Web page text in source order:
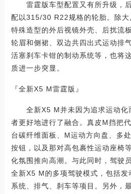
雷霆版车型配置又有所升级，后
配以315/30 R22规格的轮胎。除大
特殊造型的外后视镜外壳、后扰流
轮眉和侧裙、双边共四出式运动排
活塞刹车卡钳的制动系统等，也将
质进一步突显。
『全新X5 M雷霆版』
全新X5 M并未因为追求运动化
者更好地进行了融合。真皮M挡把
台碳纤维面板、M运动方向盘、多
按钮，以及那对高包裹性运动座椅
化氛围推向高潮。与此同时，驾驶
全新X5 M的多项驾驶模式，包括发
系统、排气、刹车等项目。另外，